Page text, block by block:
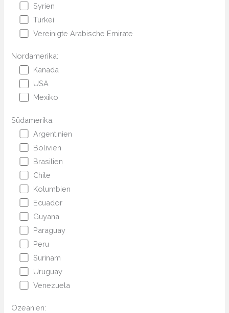
Syrien
Türkei
Vereinigte Arabische Emirate
Nordamerika:
Kanada
USA
Mexiko
Südamerika:
Argentinien
Bolivien
Brasilien
Chile
Kolumbien
Ecuador
Guyana
Paraguay
Peru
Surinam
Uruguay
Venezuela
Ozeanien: